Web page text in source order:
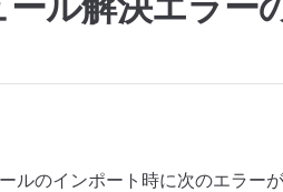
ルのインポート時に次のエラー